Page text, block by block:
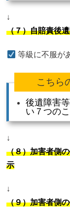
↓
（７）自賠責後
等級に不服が
こちら
後遺障害
い７つの
↓
（８）加害者側
示
↓
（９）加害者側